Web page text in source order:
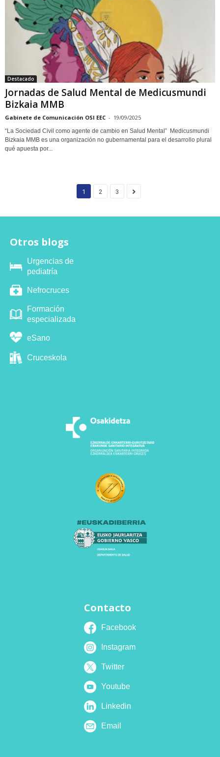
Destacado
Jornadas de Salud Mental de Medicusmundi
Bizkaia MMB
Gabinete de Comunicación OSI EEC - 19/09/2025
“La Sociedad Civil como agente de cambio en Salud Mental” Medicusmundi
Bizkaia MMB es una organización no gubernamental para el desarrollo plural
qué apuesta por...
1 2 3
Otros blogs
Urgencias de
pediatría
Nefrocruces
Formación
especializada
eSano
Cruceskola
Contacto
Facebook
Instagram
Twitter
Youtube
Linkedin
Email